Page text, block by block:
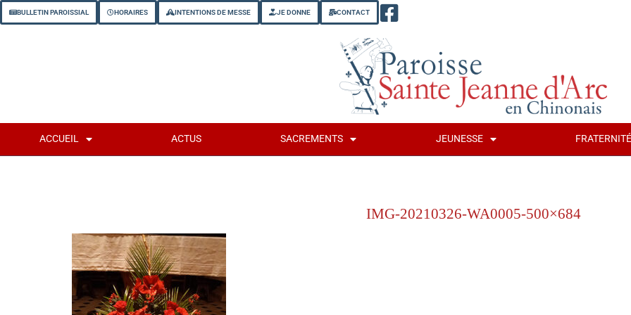
BULLETIN PAROISSIAL HORAIRES INTENTIONS DE MESSE JE DONNE CONTACT
ACCUEIL ACTUS SACREMENTS JEUNESSE
IMG-20210326-WA0005-500×684